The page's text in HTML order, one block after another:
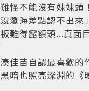
難怪不能沒有妹妹頭
沒瀏海差點認不出來
板難得露額頭...真面
湊佳苗自認最喜歡的
黑暗也照亮深淵的《